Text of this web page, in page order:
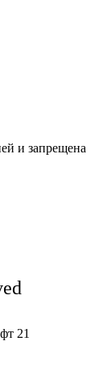
и запрещена
21